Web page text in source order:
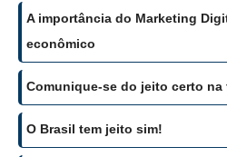
A importância do Marketing
econômico
Comunique-se do jeito certo na
O Brasil tem jeito sim!